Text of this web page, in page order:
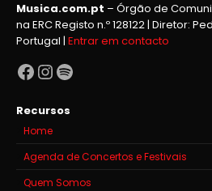
Musica.com.pt – Órgão de
na ERC Registo n.º 128122 | Diretor:
Portugal | Entrar em contacto
Facebook
Instagram
Spotify
Recursos
Home
Agenda de Concertos e Festivais
Quem Somos